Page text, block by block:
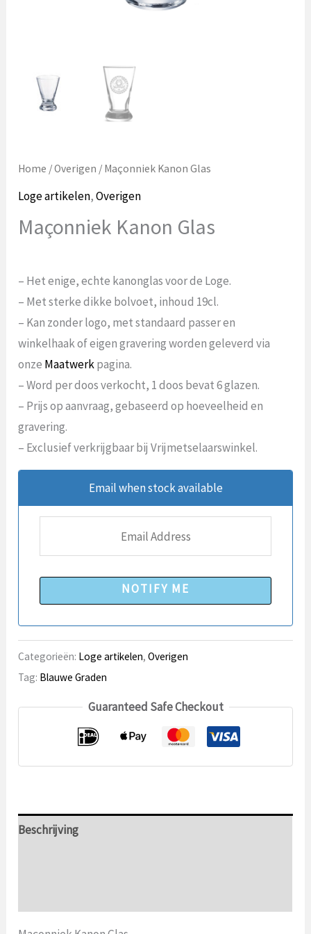
Home /Overigen / Maçonniek Kanon Glas
Loge artikelen,Overigen
Maçonniek Kanon Glas
– Het enige, echte kanonglas voor de Loge.
– Met sterke dikke bolvoet, inhoud 19cl.
– Kan zonder logo, met standaard passer en
winkelhaak of eigen gravering worden geleverd via
onze Maatwerkpagina.
– Word per doos verkocht, 1 doos bevat 6 glazen.
– Prijs op aanvraag, gebaseerd op hoeveelheid en
gravering.
– Exclusief verkrijgbaar bij Vrijmetselaarswinkel.
Email when stock available
NOTIFY ME
Categorieën: Loge artikelen,Overigen
Tag: Blauwe Graden
Guaranteed Safe Checkout
Beschrijving